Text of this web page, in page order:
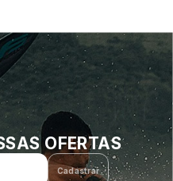
OFERTAS
Cadastrar